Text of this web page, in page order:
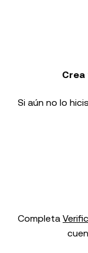
Si aún no lo
Completa